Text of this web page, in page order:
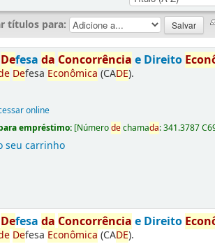
títulos para:
Defesada Concorrência e Direito
Defesa Econômica (CADE).
online
empréstimo: [Númerodechamada:341.3787
seu carrinho
Defesada Concorrência e Direito
Defesa Econômica (CADE).